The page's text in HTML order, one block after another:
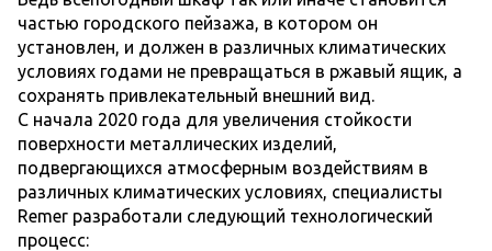
частью городского пейзажа, в котором он
установлен, и должен в различных климатических
условиях годами не превращаться в ржавый ящик, а
сохранять привлекательный внешний вид.
С начала 2020 года для увеличения стойкости
поверхности металлических изделий,
подвергающихся атмосферным воздействиям в
различных климатических условиях, специалисты
Remer разработали следующий технологический
процесс: